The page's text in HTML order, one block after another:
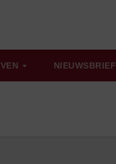
NIEUWSBRIEF